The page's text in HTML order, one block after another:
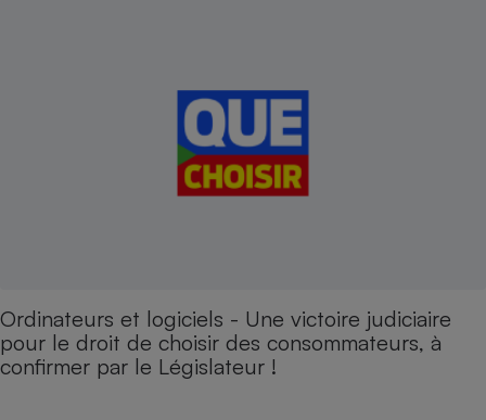
Ordinateurs et logiciels - Une victoire judiciaire
pour le droit de choisir des consommateurs, à
confirmer par le Législateur !